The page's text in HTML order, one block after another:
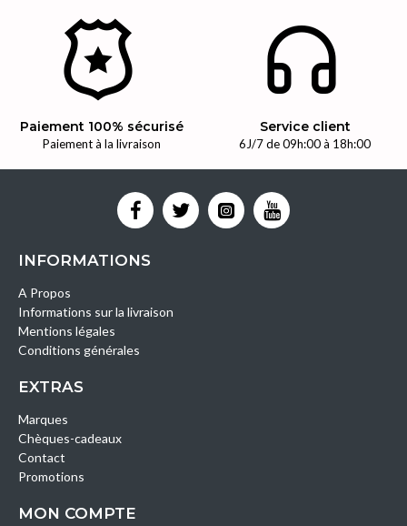
Paiement 100% sécurisé
Paiement à la livraison
Service client
6J/7 de 09h:00 à 18h:00
INFORMATIONS
A Propos
Informations sur la livraison
Mentions légales
Conditions générales
EXTRAS
Marques
Chèques-cadeaux
Contact
Promotions
MON COMPTE